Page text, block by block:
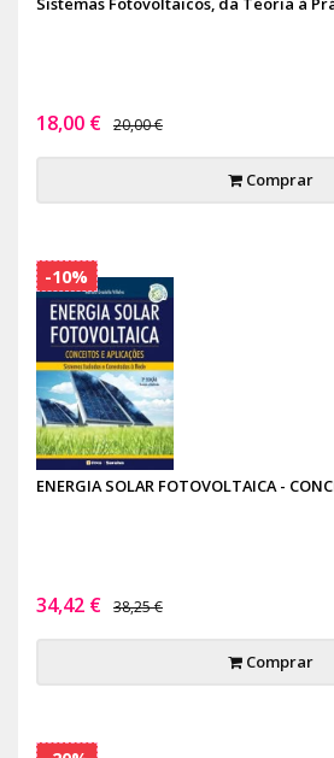
18,00 € 20,00 €
Comprar
ENERGIA SOLAR FOTOVOLTAICA -
34,42 € 38,25 €
Comprar
-10%